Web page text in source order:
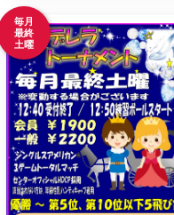
毎月
最終
土曜